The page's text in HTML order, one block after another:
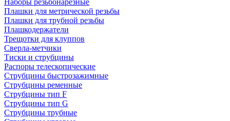
Наборы резьбонарезные
Плашки для метрической резьбы
Плашки для трубной резьбы
Плашкодержатели
Трещотки для клуппов
Сверла-метчики
Тиски и струбцины
Распоры телескопические
Струбцины быстрозажимные
Струбцины ременные
Струбцины тип F
Струбцины тип G
Струбцины трубные